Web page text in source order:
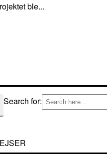
ble...
Search for: